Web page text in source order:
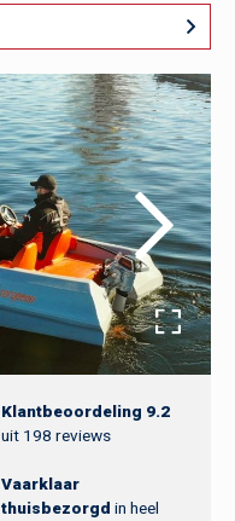
Klantbeoordeling 9.2
uit 198 reviews
Vaarklaar
thuisbezorgd in heel